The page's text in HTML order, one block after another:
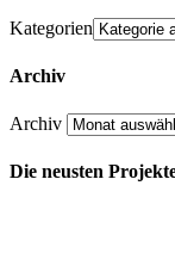
Kategorien
Archiv
Archiv
Die neusten